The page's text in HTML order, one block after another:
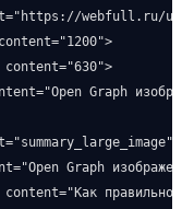
webfull.ru/
Graph
Graph
правильно